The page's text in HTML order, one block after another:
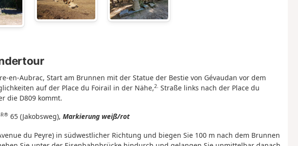
en-Aubrac, Start am Brunnen mit der Statue der Bestie von Gévaudan vor dem
auf der Place du Foirail in der Nähe,2. Straße links nach der Place du
die D809 kommt.
65 (Jakobsweg), Markierung weiß/rot
du Peyre) in südwestlicher Richtung und biegen Sie 100 m nach dem Brunnen